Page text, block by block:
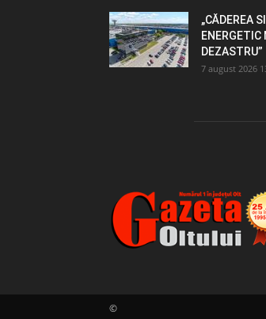
„CĂDEREA
ENERGETIC
DEZASTRU”
7 august 2026
©